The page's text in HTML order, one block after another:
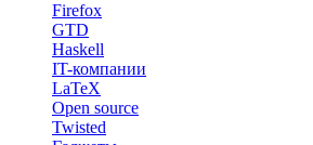
Firefox
GTD
Haskell
IT-компании
LaTeX
Open source
Twisted